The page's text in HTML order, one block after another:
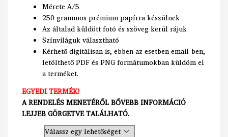
Mérete A/5
250 grammos prémium papírra készülnek
Az általad küldött fotó és szöveg kerül rájuk
Színviláguk választható
Kérhető digitálisan is, ebben az esetben email-ben,
letölthető PDF és PNG formátumokban küldöm el
a terméket.
EGYEDI TERMÉK!
A RENDELÉS MENETÉRŐL BŐVEBB INFORMÁCIÓ
LEJJEB GÖRGETVE TALÁLHATÓ.